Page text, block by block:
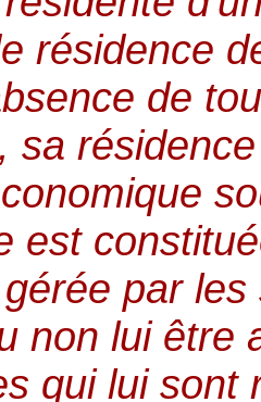
résidence
de
sa
est
par
non lui être
qui lui sont